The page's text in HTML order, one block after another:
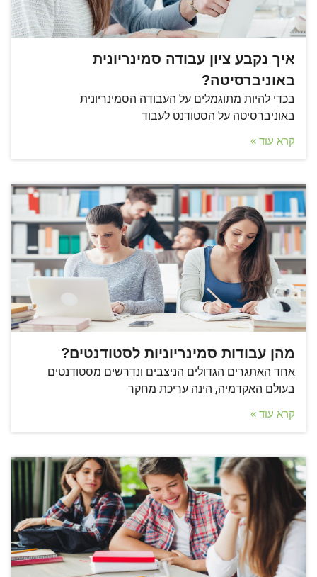
איך נקבע ציון עבודה סמינריונית
באוניברסיטה?
בכדי להיות מתוגמלים על העבודה הסמינריונית
באוניברסיטה על הסטודנט לעבוד
קרא עוד »
מהן עבודות סמינריוניות לסטודנטים?
אחד האתגרים הגדולים הניצבים ונדרשים מסטודנטים
בעולם האקדמיה, הינה עריכת מחקר
קרא עוד »